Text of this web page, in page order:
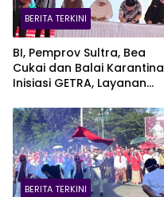
BERITA TERKINI
BI, Pemprov Sultra, Bea
Cukai dan Balai Karantina
Inisiasi GETRA, Layanan
Ekspor
BERITA TERKINI